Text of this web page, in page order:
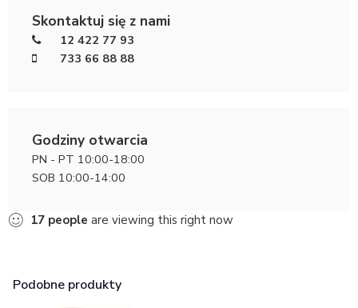
Skontaktuj się z nami
12 422 77 93
733 66 88 88
Godziny otwarcia
PN - PT 10:00-18:00
SOB 10:00-14:00
17 people are viewing this right now
Podobne produkty